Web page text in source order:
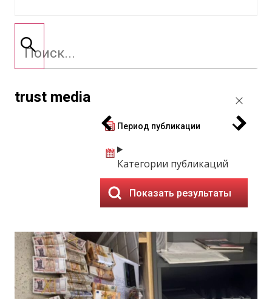
trust media
Период публикации
Категории публикаций
Показать результаты